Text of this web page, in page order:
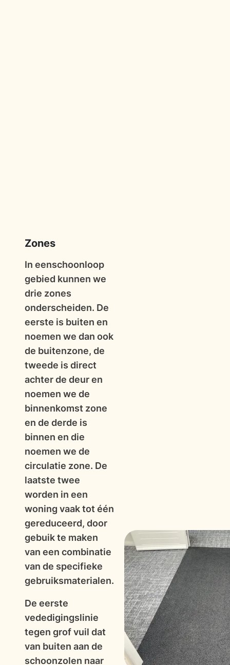
Zones
In eenschoonloop
gebied kunnen we
drie zones
onderscheiden. De
eerste is buiten en
noemen we dan ook
de buitenzone, de
tweede is direct
achter de deur en
noemen we de
binnenkomst zone
en de derde is
binnen en die
noemen we de
circulatie zone. De
laatste twee
worden in een
woning vaak tot één
gereduceerd, door
gebuik te maken
van een combinatie
van de specifieke
gebruiksmaterialen.
De eerste
vededigingslinie
tegen grof vuil dat
van buiten aan de
schoonzolen naar